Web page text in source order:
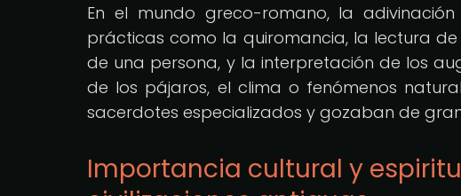
En el mundo greco-romano, la
prácticas como la quiromancia, la lectura
de una persona, y la interpretación de los
de los pájaros, el clima o fenómenos
sacerdotes especializados y gozaban de
Importancia cultural y